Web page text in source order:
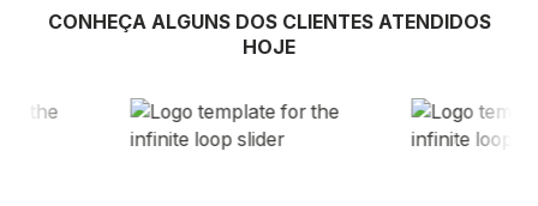
CONHEÇA ALGUNS DOS CLIENTES ATENDIDOS
HOJE